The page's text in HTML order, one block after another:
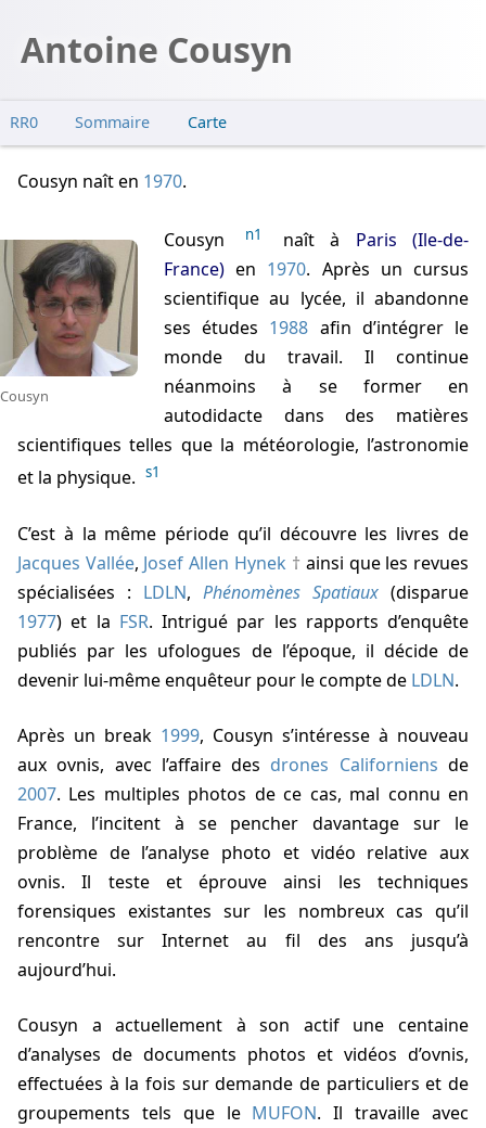
Antoine Cousyn
RR0 Sommaire Carte
Cousyn naîten 1970.
Cousyn
Cousyn n1 naît à Paris (Ile-de-
France) en 1970. Après un cursus
scientifique au lycée, il abandonne
ses études 1988 afin d’intégrer le
monde du travail. Il continue
néanmoins à se former en
autodidacte dans des matières
scientifiques telles que la météorologie, l’astronomie
et la physique. s1
C’est à la même période qu’il découvre les livres de
Jacques Vallée, Josef Allen Hynek
ainsi que les revues
spécialisées : LDLN, Phénomènes Spatiaux (disparue
1977) et la FSR. Intrigué par les rapports d’enquête
publiés par les ufologues de l’époque, il décide de
devenir lui-même enquêteur pour le compte de LDLN.
Après un break 1999, Cousyn s’intéresse à nouveau
aux ovnis, avec l’affaire des drones Californiens de
2007. Les multiples photos de ce cas, mal connu en
France, l’incitent à se pencher davantage sur le
problème de l’analyse photo et vidéo relative aux
ovnis. Il teste et éprouve ainsi les techniques
forensiques existantes sur les nombreux cas qu’il
rencontre sur Internet au fil des ans jusqu’à
aujourd’hui.
Cousyn a actuellement à son actif une centaine
d’analyses de documents photos et vidéos d’ovnis,
effectuées à la fois sur demande de particuliers et de
groupements tels que le MUFON. Il travaille avec